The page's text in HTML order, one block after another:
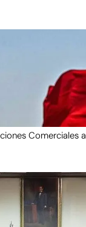
Comerciales a